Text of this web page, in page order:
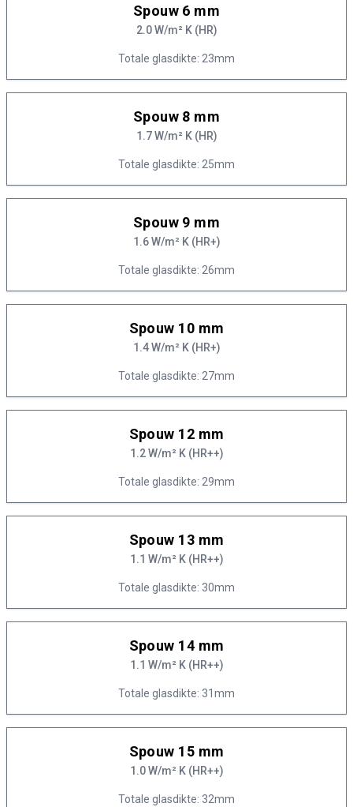
Spouw 6 mm
2.0 W/m² K (HR)
Totale glasdikte: 23mm
Spouw 8 mm
1.7 W/m² K (HR)
Totale glasdikte: 25mm
Spouw 9 mm
1.6 W/m² K (HR+)
Totale glasdikte: 26mm
Spouw 10 mm
1.4 W/m² K (HR+)
Totale glasdikte: 27mm
Spouw 12 mm
1.2 W/m² K (HR++)
Totale glasdikte: 29mm
Spouw 13 mm
1.1 W/m² K (HR++)
Totale glasdikte: 30mm
Spouw 14 mm
1.1 W/m² K (HR++)
Totale glasdikte: 31mm
Spouw 15 mm
1.0 W/m² K (HR++)
Totale glasdikte: 32mm